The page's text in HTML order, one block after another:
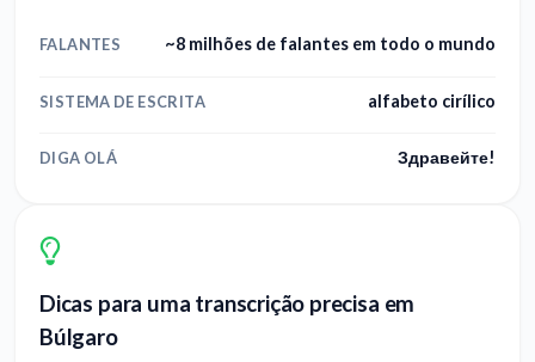
FALANTES ~8 milhões de falantes em todo o mundo
SISTEMA DE ESCRITA alfabeto cirílico
DIGA OLÁ Здравейте!
Dicas para uma transcrição precisa em
Búlgaro